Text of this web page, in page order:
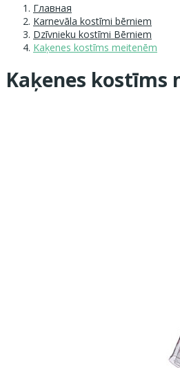
Главная
Karnevāla kostīmi bērniem
Dzīvnieku kostīmi Bērniem
Kaķenes kostīms meitenēm
Kaķenes kostīms